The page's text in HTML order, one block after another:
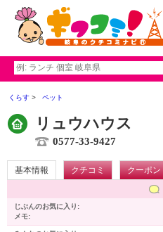
くらす ペット
リュウハウス
0577-33-9427
基本情報 クチコミ クーポン
じぶんのお気に入り:
メモ: